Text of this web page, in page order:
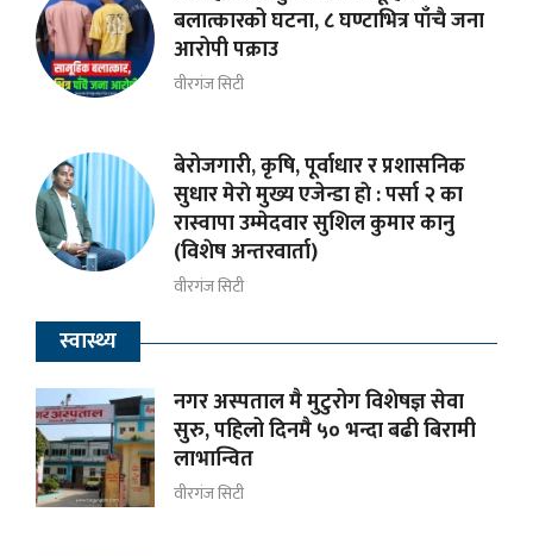
बलात्कारको घटना, ८ घण्टाभित्र पाँचै जना
आरोपी पक्राउ
वीरगंज सिटी
बेरोजगारी, कृषि, पूर्वाधार र प्रशासनिक
सुधार मेराे मुख्य एजेन्डा हाे : पर्सा २ का
रास्वापा उम्मेदवार सुशिल कुमार कानु
(विशेष अन्तरवार्ता)
वीरगंज सिटी
स्वास्थ्य
नगर अस्पताल मै मुटुरोग विशेषज्ञ सेवा
सुरु, पहिलो दिनमै ५० भन्दा बढी बिरामी
लाभान्वित
वीरगंज सिटी